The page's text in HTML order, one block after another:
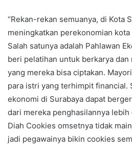
“Rekan-rekan semuanya, di Kota
meningkatkan perekonomian
Salah satunya adalah Pahlawan
beri pelatihan untuk berkarya dan
yang mereka bisa ciptakan.
para istri yang terhimpit financial.
ekonomi di Surabaya dapat
dari mereka penghasilannya lebih
Diah Cookies omsetnya tidak
jadi pegawainya bikin cookies